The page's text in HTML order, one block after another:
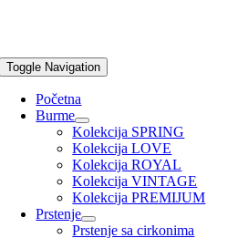
Toggle Navigation
Početna
Burme
Kolekcija SPRING
Kolekcija LOVE
Kolekcija ROYAL
Kolekcija VINTAGE
Kolekcija PREMIJUM
Prstenje
Prstenje sa cirkonima